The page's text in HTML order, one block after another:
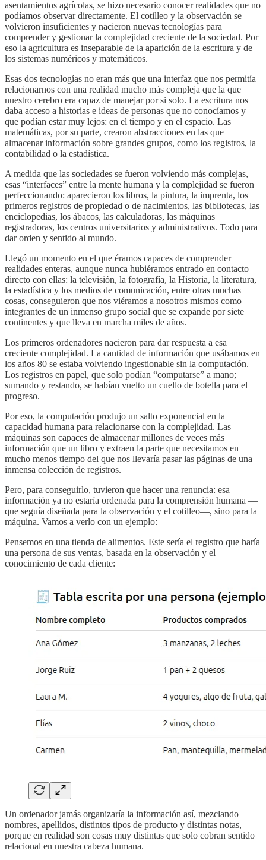
asentamientos agrícolas, se hizo necesario conocer realidades que no
podíamos observar directamente. El cotilleo y la observación se
volvieron insuficientes y nacieron nuevas tecnologías para
comprender y gestionar la complejidad creciente de la sociedad. Por
eso la agricultura es inseparable de la aparición de la escritura y de
los sistemas numéricos y matemáticos.
Esas dos tecnologías no eran más que una interfaz que nos permitía
relacionarnos con una realidad mucho más compleja que la que
nuestro cerebro era capaz de manejar por si solo. La escritura nos
daba acceso a historias e ideas de personas que no conocíamos y
que podían estar muy lejos: en el tiempo y en el espacio. Las
matemáticas, por su parte, crearon abstracciones en las que
almacenar información sobre grandes grupos, como los registros, la
contabilidad o la estadística.
A medida que las sociedades se fueron volviendo más complejas,
esas “interfaces” entre la mente humana y la complejidad se fueron
perfeccionando: aparecieron los libros, la pintura, la imprenta, los
primeros registros de propiedad o de nacimientos, las bibliotecas, las
enciclopedias, los ábacos, las calculadoras, las máquinas
registradoras, los centros universitarios y administrativos. Todo para
dar orden y sentido al mundo.
Llegó un momento en el que éramos capaces de comprender
realidades enteras, aunque nunca hubiéramos entrado en contacto
directo con ellas: la televisión, la fotografía, la Historia, la literatura,
la estadística y los medios de comunicación, entre otras muchas
cosas, conseguieron que nos viéramos a nosotros mismos como
integrantes de un inmenso grupo social que se expande por siete
continentes y que lleva en marcha miles de años.
Los primeros ordenadores nacieron para dar respuesta a esa
creciente complejidad. La cantidad de información que usábamos en
los años 80 se estaba volviendo ingestionable sin la computación.
Los registros en papel, que solo podían “computarse” a mano;
sumando y restando, se habían vuelto un cuello de botella para el
progreso.
Por eso, la computación produjo un salto exponencial en la
capacidad humana para relacionarse con la complejidad. Las
máquinas son capaces de almacenar millones de veces más
información que un libro y extraen la parte que necesitamos en
mucho menos tiempo del que nos llevaría pasar las páginas de una
inmensa colección de registros.
Pero, para conseguirlo, tuvieron que hacer una renuncia: esa
información ya no estaría ordenada para la comprensión humana —
que seguía diseñada para la observación y el cotilleo—, sino para la
máquina. Vamos a verlo con un ejemplo:
Pensemos en una tienda de alimentos. Este sería el registro que haría
una persona de sus ventas, basada en la observación y el
conocimiento de cada cliente:
Un ordenador jamás organizaría la información así, mezclando
nombres, apellidos, distintos tipos de producto y distintas notas,
porque en realidad son cosas muy distintas que solo cobran sentido
relacional en nuestra cabeza humana.